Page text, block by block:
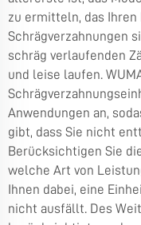
zu ermitteln, das
Schrägverzahnungen
schräg verlaufenden
und leise laufen.
Anwendungen an,
gibt, dass Sie nicht
Berücksichtigen Sie
welche Art von
Ihnen dabei, eine
nicht ausfällt. Des